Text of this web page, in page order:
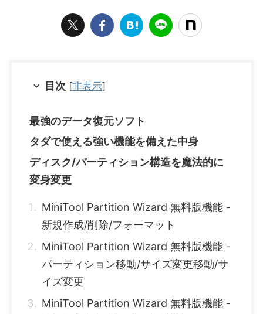
目次 [非表示]
最強のデータ復元ソフト
タダで使える強い機能を備えた中身
ディスク/パーティション構造を魔法的に
変身変更
MiniTool Partition Wizard 無料版機能 -
新規作成/削除/フォーマット
MiniTool Partition Wizard 無料版機能 -
パーティション移動/サイズ変更移動/サ
イズ変更
MiniTool Partition Wizard 無料版機能 -